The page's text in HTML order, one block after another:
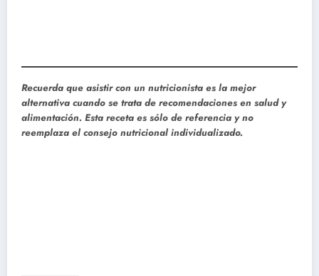
Recuerda que asistir con un nutricionista es la mejor
alternativa cuando se trata de recomendaciones en salud y
alimentación. Esta receta es sólo de referencia y no
reemplaza el consejo nutricional individualizado.